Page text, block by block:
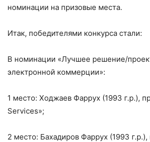
номинации на призовые места.
Итак, победителями конкурса стали:
В номинации «Лучшее решение/
электронной коммерции»:
1 место: Ходжаев Фаррух (1993 г.р.),
Services»;
2 место: Бахадиров Фаррух (1993 г.р.),